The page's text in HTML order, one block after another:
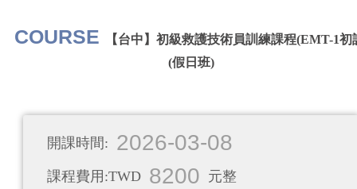
COURSE
【台中】初級救護技術員訓練課程(EMT-1初
(假日班)
開課時間: 2026-03-08
課程費用:TWD 8200 元整